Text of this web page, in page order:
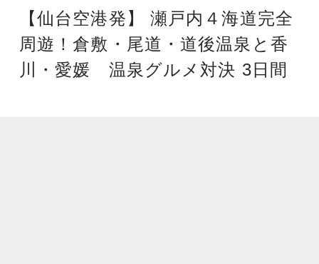
探す
す
【仙台空港発】 瀬戸内４海道完全
周遊！倉敷・尾道・道後温泉と香
川・愛媛 温泉グルメ対決 3日間